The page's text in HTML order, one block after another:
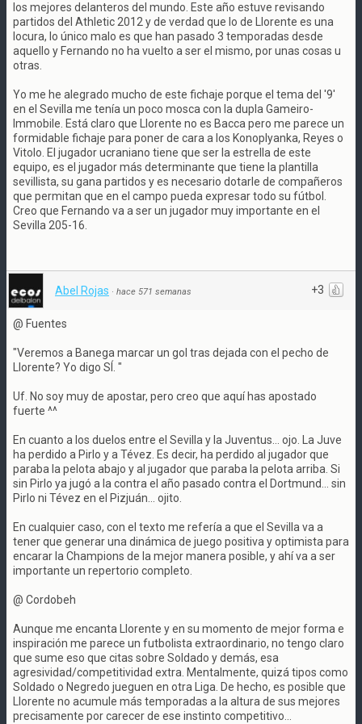
los mejores delanteros del mundo. Este año estuve revisando
partidos del Athletic 2012 y de verdad que lo de Llorente es una
locura, lo único malo es que han pasado 3 temporadas desde
aquello y Fernando no ha vuelto a ser el mismo, por unas cosas u
otras.
Yo me he alegrado mucho de este fichaje porque el tema del '9'
en el Sevilla me tenía un poco mosca con la dupla Gameiro-
Immobile. Está claro que Llorente no es Bacca pero me parece un
formidable fichaje para poner de cara a los Konoplyanka, Reyes o
Vitolo. El jugador ucraniano tiene que ser la estrella de este
equipo, es el jugador más determinante que tiene la plantilla
sevillista, su gana partidos y es necesario dotarle de compañeros
que permitan que en el campo pueda expresar todo su fútbol.
Creo que Fernando va a ser un jugador muy importante en el
Sevilla 205-16.
+3
Abel Rojas · hace 571 semanas
@ Fuentes
"Veremos a Banega marcar un gol tras dejada con el pecho de
Llorente? Yo digo SÍ. "
Uf. No soy muy de apostar, pero creo que aquí has apostado
fuerte ^^
En cuanto a los duelos entre el Sevilla y la Juventus... ojo. La Juve
ha perdido a Pirlo y a Tévez. Es decir, ha perdido al jugador que
paraba la pelota abajo y al jugador que paraba la pelota arriba. Si
sin Pirlo ya jugó a la contra el año pasado contra el Dortmund... sin
Pirlo ni Tévez en el Pizjuán... ojito.
En cualquier caso, con el texto me refería a que el Sevilla va a
tener que generar una dinámica de juego positiva y optimista para
encarar la Champions de la mejor manera posible, y ahí va a ser
importante un repertorio completo.
@ Cordobeh
Aunque me encanta Llorente y en su momento de mejor forma e
inspiración me parece un futbolista extraordinario, no tengo claro
que sume eso que citas sobre Soldado y demás, esa
agresividad/competitividad extra. Mentalmente, quizá tipos como
Soldado o Negredo jueguen en otra Liga. De hecho, es posible que
Llorente no acumule más temporadas a la altura de sus mejores
precisamente por carecer de ese instinto competitivo...